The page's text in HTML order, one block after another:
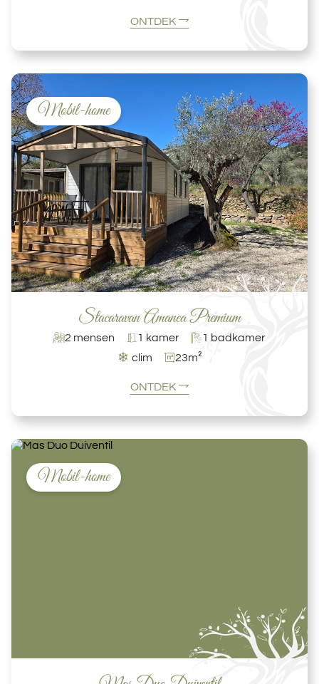
ONTDEK
Mobil-home
Stacaravan Amanea Premium
2 mensen 1 kamer 1 badkamer
❄ clim 23m²
ONTDEK
Mobil-home